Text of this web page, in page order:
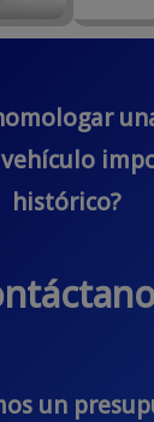
histórico?
un